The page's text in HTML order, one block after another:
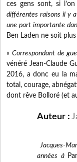
ces gens sont, si
différentes raisons il y
une part importante
Ben Laden ne soit
«Correspondant de
vénéré Jean-Claude
2016, a donc eu la
total, courage,
dont rêve Bolloré (et
Auteur :
Jacques-
années à